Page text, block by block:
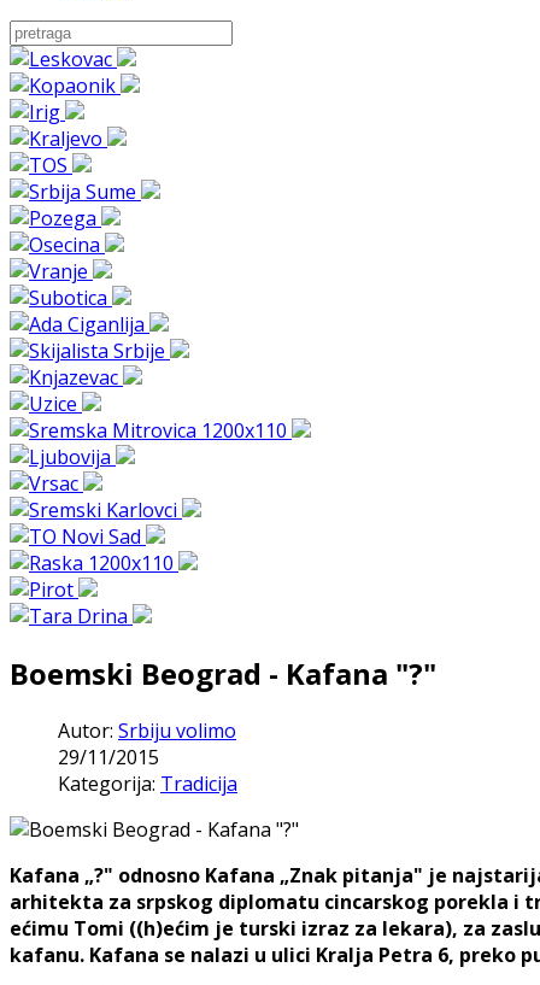
Boemski Beograd - Kafana "?"
Autor: Srbiju volimo
29/11/2015
Kategorija: Tradicija
Kafana „?" odnosno Kafana „Znak pitanja" je
arhitekta za srpskog diplomatu cincarskog porekla i
ećimu Tomi ((h)ećim je turski izraz za lekara), za
kafanu. Kafana se nalazi u ulici Kralja Petra 6, preko